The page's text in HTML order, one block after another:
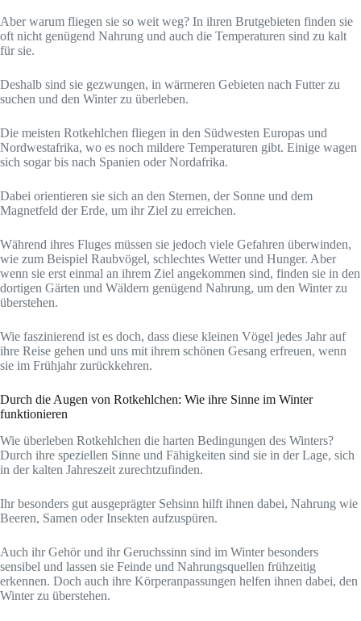
Aber warum fliegen sie so weit weg? In ihren Brutgebieten finden sie
oft nicht genügend Nahrung und auch die Temperaturen sind zu kalt
für sie.
Deshalb sind sie gezwungen, in wärmeren Gebieten nach Futter zu
suchen und den Winter zu überleben.
Die meisten Rotkehlchen fliegen in den Südwesten Europas und
Nordwestafrika, wo es noch mildere Temperaturen gibt. Einige wagen
sich sogar bis nach Spanien oder Nordafrika.
Dabei orientieren sie sich an den Sternen, der Sonne und dem
Magnetfeld der Erde, um ihr Ziel zu erreichen.
Während ihres Fluges müssen sie jedoch viele Gefahren überwinden,
wie zum Beispiel Raubvögel, schlechtes Wetter und Hunger. Aber
wenn sie erst einmal an ihrem Ziel angekommen sind, finden sie in den
dortigen Gärten und Wäldern genügend Nahrung, um den Winter zu
überstehen.
Wie faszinierend ist es doch, dass diese kleinen Vögel jedes Jahr auf
ihre Reise gehen und uns mit ihrem schönen Gesang erfreuen, wenn
sie im Frühjahr zurückkehren.
Durch die Augen von Rotkehlchen: Wie ihre Sinne im Winter
funktionieren
Wie überleben Rotkehlchen die harten Bedingungen des Winters?
Durch ihre speziellen Sinne und Fähigkeiten sind sie in der Lage, sich
in der kalten Jahreszeit zurechtzufinden.
Ihr besonders gut ausgeprägter Sehsinn hilft ihnen dabei, Nahrung wie
Beeren, Samen oder Insekten aufzuspüren.
Auch ihr Gehör und ihr Geruchssinn sind im Winter besonders
sensibel und lassen sie Feinde und Nahrungsquellen frühzeitig
erkennen. Doch auch ihre Körperanpassungen helfen ihnen dabei, den
Winter zu überstehen.